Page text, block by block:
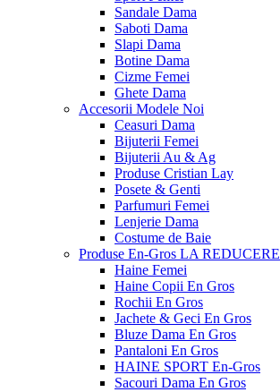
Sandale Dama
Saboti Dama
Slapi Dama
Botine Dama
Cizme Femei
Ghete Dama
Accesorii Modele Noi
Ceasuri Dama
Bijuterii Femei
Bijuterii Au & Ag
Produse Cristian Lay
Posete & Genti
Parfumuri Femei
Lenjerie Dama
Costume de Baie
Produse En-Gros LA REDUCERE
Haine Femei
Haine Copii En Gros
Rochii En Gros
Jachete & Geci En Gros
Bluze Dama En Gros
Pantaloni En Gros
HAINE SPORT En-Gros
Sacouri Dama En Gros